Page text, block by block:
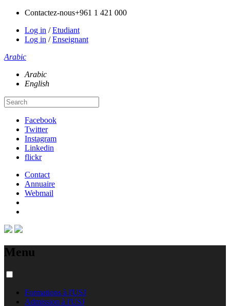
Contactez-nous+961 1 421 000
Log in /Etudiant
Log in /Enseignant
Arabic
Arabic
English
Facebook
Twitter
Instagram
Linkedin
flickr
Contact
Annuaire
Webmail
Menu
Formations à l'USJ
Admission à l'USJ